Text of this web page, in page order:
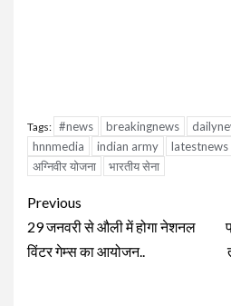
Tags: #news breakingnews
hnnmedia
indian army latestnews
अग्निवीर योजना
भारतीय सेना
Continue
Reading
Previous
29 जनवरी से औली में होगा नेशनल
विंटर गेम्स का आयोजन..